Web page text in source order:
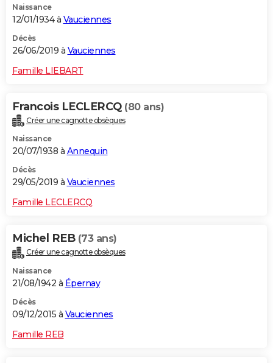
Naissance
12/01/1934 à Vauciennes
Décès
26/06/2019 à Vauciennes
Famille LIEBART
Francois LECLERCQ (80 ans)
Créer une cagnotte obsèques
Naissance
20/07/1938 à Annequin
Décès
29/05/2019 à Vauciennes
Famille LECLERCQ
Michel REB (73 ans)
Créer une cagnotte obsèques
Naissance
21/08/1942 à Épernay
Décès
09/12/2015 à Vauciennes
Famille REB